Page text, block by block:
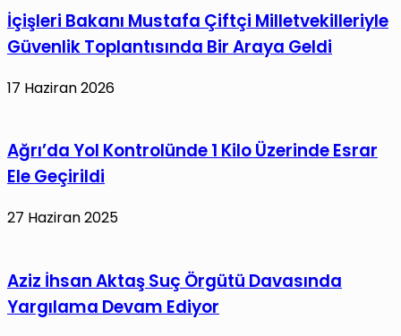
İçişleri Bakanı Mustafa Çiftçi Milletvekilleriyle
Güvenlik Toplantısında Bir Araya Geldi
17 Haziran 2026
Ağrı’da Yol Kontrolünde 1 Kilo Üzerinde Esrar
Ele Geçirildi
27 Haziran 2025
Aziz İhsan Aktaş Suç Örgütü Davasında
Yargılama Devam Ediyor